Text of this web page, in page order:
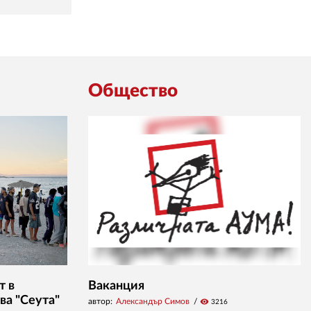
в
"Сеута"
Общество
Ваканция
автор: Александър Симов visibility 3216